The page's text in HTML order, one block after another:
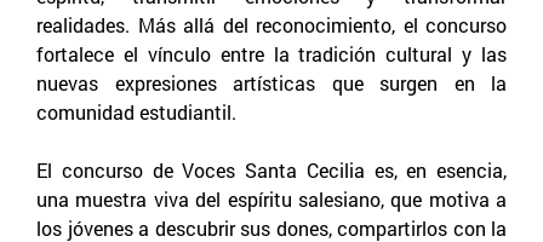
realidades. Más allá del reconocimiento, el concurso
fortalece el vínculo entre la tradición cultural y las
nuevas expresiones artísticas que surgen en la
comunidad estudiantil.
El concurso de Voces Santa Cecilia es, en esencia,
una muestra viva del espíritu salesiano, que motiva a
los jóvenes a descubrir sus dones, compartirlos con la